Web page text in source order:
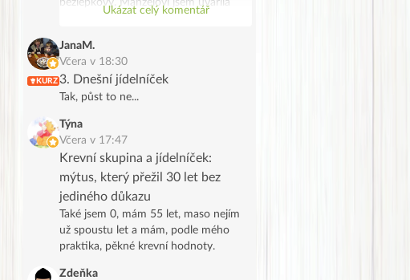
bezlepkový. Manželovi jsem uvařila
bramborové noky .Bylo to chutné a
spotřebovat žampiony a tak se stalo.
Děkuji, manžel na tofu říkal že vypadá
jak škvarky,měla jsem marinované a
ochutila jsem ho trochu Tamaris.
Ukázat celý komentář
KURZ
JanaM.
Včera v 18:30
3. Dnešní jídelníček
Tak, půst to ne...
Týna
Včera v 17:47
Krevní skupina a jídelníček:
mýtus, který přežil 30 let bez
jediného důkazu
Také jsem 0, mám 55 let, maso nejím
už spoustu let a mám, podle mého
praktika, pěkné krevní hodnoty.
Zdeňka